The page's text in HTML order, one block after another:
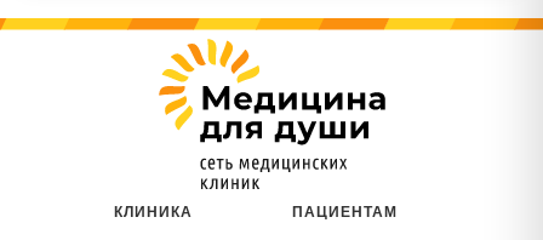
КЛИНИКА ПАЦИЕНТАМ